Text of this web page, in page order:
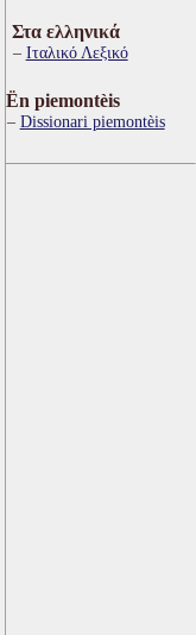
Στα ελληνικά
Ιταλικό Λεξικό
Ën piemontèis
Dissionari piemontèis